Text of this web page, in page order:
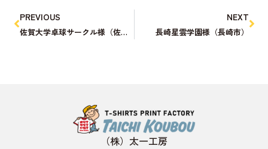
PREVIOUS
佐賀大学卓球サークル様（佐賀市）
NEXT
長崎星雲学園様（長崎市）
（株）太一工房